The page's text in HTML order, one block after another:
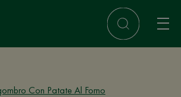
Con Patate Al Forno